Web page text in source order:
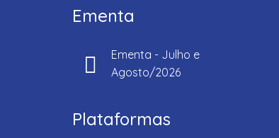
Ementa
Ementa - Julho e
Agosto/2026
Plataformas